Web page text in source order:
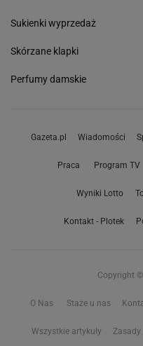
Sukienki wyprzedaż
Skórzane klapki
Perfumy damskie
Gazeta.pl Wiadomości
Praca Program TV
Wyniki Lotto
Kontakt - Plotek
Copyright
O Nas Staże u nas
Wszystkie artykuły Zasady